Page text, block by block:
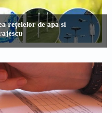
rețelelor de apa si